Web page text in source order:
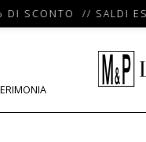
SCONTO // SALDI